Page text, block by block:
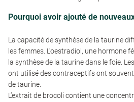
Pourquoi avoir ajouté de
La capacité de synthèse de la taurine
les femmes. L'oestradiol, une hormone
la synthèse de la taurine dans le foie.
ont utilisé des contraceptifs ont souvent
de taurine.
L’extrait de brocoli contient une